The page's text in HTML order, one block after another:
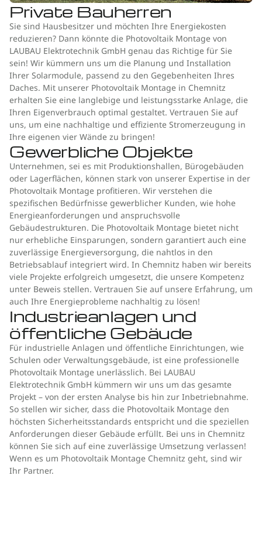
Private Bauherren
Sie sind Hausbesitzer und möchten Ihre Energiekosten
reduzieren? Dann könnte die Photovoltaik Montage von
LAUBAU Elektrotechnik GmbH genau das Richtige für Sie
sein! Wir kümmern uns um die Planung und Installation
Ihrer Solarmodule, passend zu den Gegebenheiten Ihres
Daches. Mit unserer Photovoltaik Montage in Chemnitz
erhalten Sie eine langlebige und leistungsstarke Anlage, die
Ihren Eigenverbrauch optimal gestaltet. Vertrauen Sie auf
uns, um eine nachhaltige und effiziente Stromerzeugung in
Ihre eigenen vier Wände zu bringen!
Gewerbliche Objekte
Unternehmen, sei es mit Produktionshallen, Bürogebäuden
oder Lagerflächen, können stark von unserer Expertise in der
Photovoltaik Montage profitieren. Wir verstehen die
spezifischen Bedürfnisse gewerblicher Kunden, wie hohe
Energieanforderungen und anspruchsvolle
Gebäudestrukturen. Die Photovoltaik Montage bietet nicht
nur erhebliche Einsparungen, sondern garantiert auch eine
zuverlässige Energieversorgung, die nahtlos in den
Betriebsablauf integriert wird. In Chemnitz haben wir bereits
viele Projekte erfolgreich umgesetzt, die unsere Kompetenz
unter Beweis stellen. Vertrauen Sie auf unsere Erfahrung, um
auch Ihre Energieprobleme nachhaltig zu lösen!
Industrieanlagen und
öffentliche Gebäude
Für industrielle Anlagen und öffentliche Einrichtungen, wie
Schulen oder Verwaltungsgebäude, ist eine professionelle
Photovoltaik Montage unerlässlich. Bei LAUBAU
Elektrotechnik GmbH kümmern wir uns um das gesamte
Projekt – von der ersten Analyse bis hin zur Inbetriebnahme.
So stellen wir sicher, dass die Photovoltaik Montage den
höchsten Sicherheitsstandards entspricht und die speziellen
Anforderungen dieser Gebäude erfüllt. Bei uns in Chemnitz
können Sie sich auf eine zuverlässige Umsetzung verlassen!
Wenn es um Photovoltaik Montage Chemnitz geht, sind wir
Ihr Partner.